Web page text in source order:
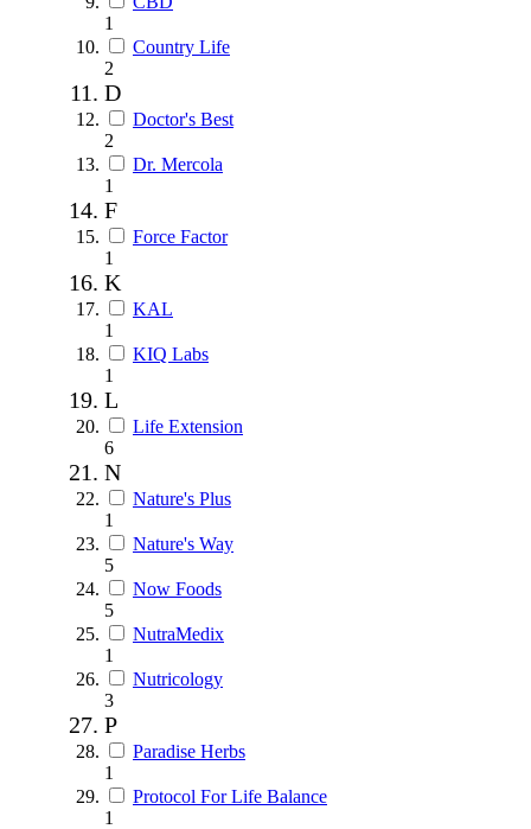
1
Country Life
2
D
Doctor's Best
2
Dr. Mercola
1
F
Force Factor
1
K
KAL
1
KIQ Labs
1
L
Life Extension
6
N
Nature's Plus
1
Nature's Way
5
Now Foods
5
NutraMedix
1
Nutricology
3
P
Paradise Herbs
1
Protocol For Life Balance
1